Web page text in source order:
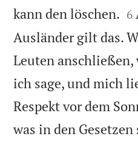
kann den löschen. 
6
Ausländer gilt das.
Leuten anschließen,
ich sage, und mich
Respekt vor dem
was in den